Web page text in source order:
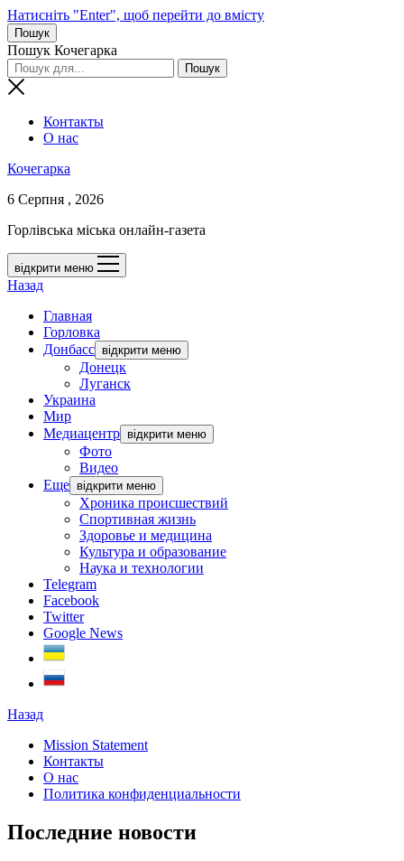
Натисніть "Enter", щоб перейти до вмісту
Пошук
Пошук Кочегарка
Контакты
О нас
Кочегарка
6 Серпня , 2026
Горлівська міська онлайн-газета
відкрити меню
Назад
Главная
Горловка
Донбасс відкрити меню
Донецк
Луганск
Украина
Мир
Медиацентр відкрити меню
Фото
Видео
Еще відкрити меню
Хроника происшествий
Спортивная жизнь
Здоровье и медицина
Культура и образование
Наука и технологии
Telegram
Facebook
Twitter
Google News
Назад
Mission Statement
Контакты
О нас
Политика конфиденциальности
Последние новости